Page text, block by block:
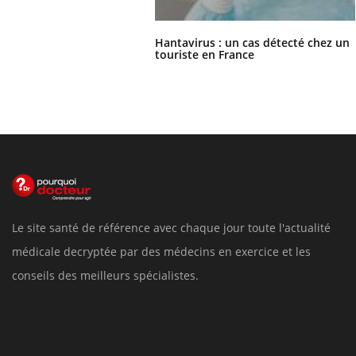
Hantavirus : un cas détecté chez un
touriste en France
Le site santé de référence avec chaque jour toute l'actualité
médicale decryptée par des médecins en exercice et les
conseils des meilleurs spécialistes.